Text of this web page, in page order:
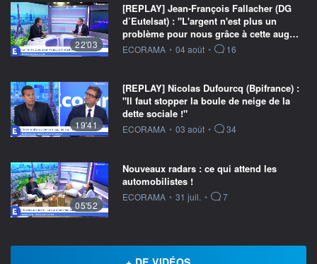
22'03
[REPLAY] Jean-François Fallacher (DG
d’Eutelsat) : "L'argent n'est plus un
problème pour nous grâce à cette aug…
information fournie par
ECORAMA • 04 août • 16
19'41
[REPLAY] Nicolas Dufourcq (Bpifrance) :
"Il faut stopper la boule de neige de la
dette sociale !"
information fournie par
ECORAMA • 03 août • 34
05'52
Nouveaux radars : ce qui attend les
automobilistes !
information fournie par
ECORAMA • 31 juil. • 7